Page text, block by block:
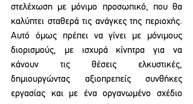
στελέχωση με μόνιμο προσωπικό, που θα
καλύπτει σταθερά τις ανάγκες της περιοχής.
Αυτό όμως πρέπει να γίνει με μόνιμους
διορισμούς, με ισχυρά κίνητρα για να
κάνουν τις θέσεις ελκυστικές,
δημιουργώντας αξιοπρεπείς συνθήκες
εργασίας και με ένα οργανωμένο σχέδιο